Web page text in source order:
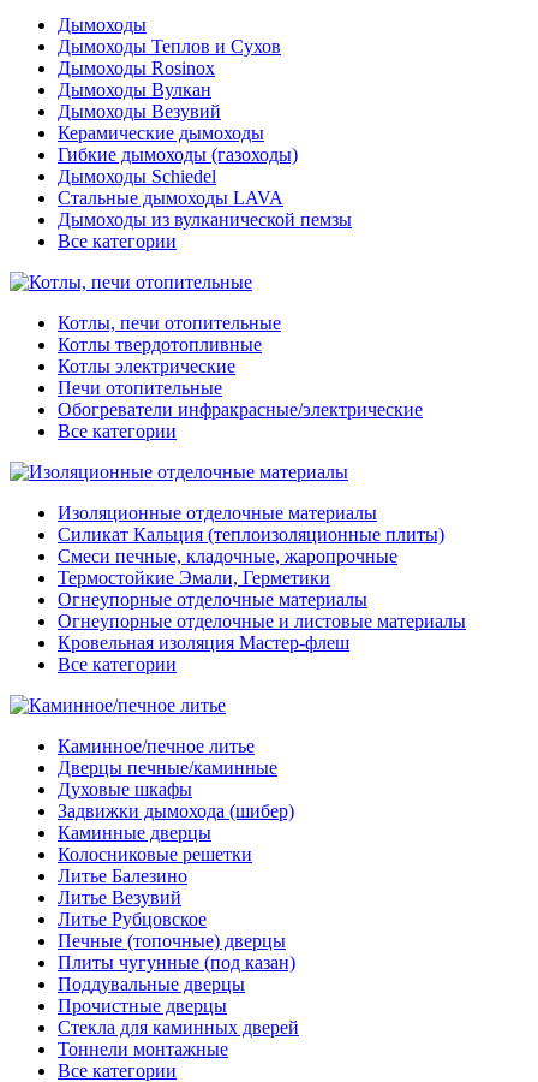
Дымоходы
Дымоходы Теплов и Сухов
Дымоходы Rosinox
Дымоходы Вулкан
Дымоходы Везувий
Керамические дымоходы
Гибкие дымоходы (газоходы)
Дымоходы Schiedel
Стальные дымоходы LAVA
Дымоходы из вулканической пемзы
Все категории
Котлы, печи отопительные
Котлы твердотопливные
Котлы электрические
Печи отопительные
Обогреватели инфракрасные/электрические
Все категории
Изоляционные отделочные материалы
Силикат Кальция (теплоизоляционные плиты)
Смеси печные, кладочные, жаропрочные
Термостойкие Эмали, Герметики
Огнеупорные отделочные материалы
Огнеупорные отделочные и листовые материалы
Кровельная изоляция Мастер-флеш
Все категории
Каминное/печное литье
Дверцы печные/каминные
Духовые шкафы
Задвижки дымохода (шибер)
Каминные дверцы
Колосниковые решетки
Литье Балезино
Литье Везувий
Литье Рубцовское
Печные (топочные) дверцы
Плиты чугунные (под казан)
Поддувальные дверцы
Прочистные дверцы
Стекла для каминных дверей
Тоннели монтажные
Все категории